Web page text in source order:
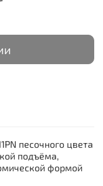
песочного цвета
подъёма,
формой